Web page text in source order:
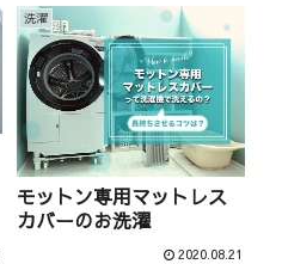
洗濯
モットン専用マットレス
カバーのお洗濯
2020.08.21